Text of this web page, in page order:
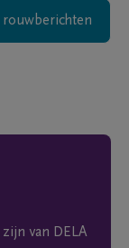
rouwberichten
van DELA